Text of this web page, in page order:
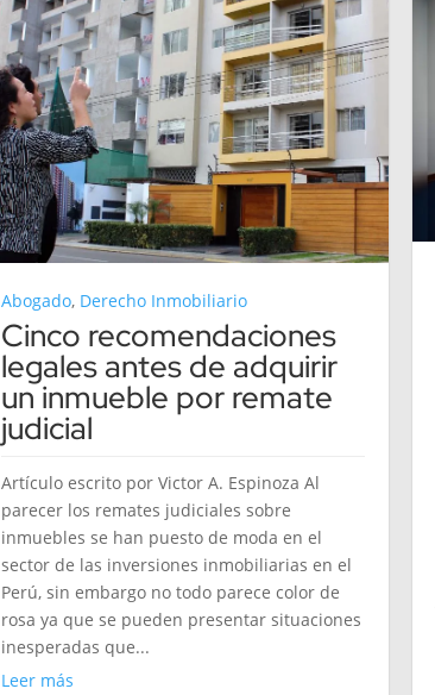
Abogado, Derecho Inmobiliario
Cinco recomendaciones
legales antes de adquirir
un inmueble por remate
judicial
Artículo escrito por Victor A. Espinoza Al
parecer los remates judiciales sobre
inmuebles se han puesto de moda en el
sector de las inversiones inmobiliarias en el
Perú, sin embargo no todo parece color de
rosa ya que se pueden presentar situaciones
inesperadas que...
Leer más